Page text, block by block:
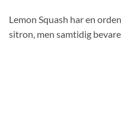
Lemon Squash har en
sitron, men samtidig